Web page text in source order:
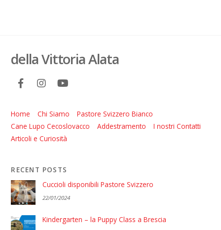
della Vittoria Alata
Home Chi Siamo
Pastore Svizzero Bianco
Cane Lupo Cecoslovacco
Addestramento
I nostri Contatti
Articoli e Curiosità
RECENT POSTS
Cuccioli disponibili Pastore Svizzero
22/01/2024
Kindergarten – la Puppy Class a Brescia